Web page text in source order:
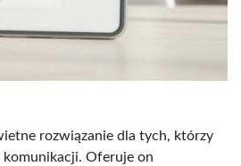
rozwiązanie dla tych, którzy
Oferuje on